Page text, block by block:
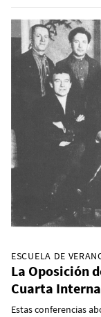
ESCUELA DE
La Oposición
Cuarta
Estas conferencias